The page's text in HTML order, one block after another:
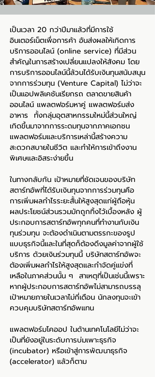
เป็นเวลา 20 กว่าปีมาแล้วที่มีการใช้
อินเตอร์เน็ตเพื่อการค้า อันส่งผลให้เกิดการ
บริการออนไลน์ (online service) ที่มีส่วน
สำคัญในการสร้างเปลี่ยนแปลงให้สังคม โดย
การบริการออนไลน์นี้ล้วนได้รับเงินทุนสนับสนุน
จากการร่วมทุน (Venture Capital) ไม่ว่าจะ
เป็นแอปพลิเคชันเรียกรถ ตลาดขายสินค้า
ออนไลน์ แพลตฟอร์มหาคู่ แพลตฟอร์มส่ง
อาหาร ทั้งกลุ่มอุตสาหกรรมใหม่นี้ส่วนใหญ่
เกิดขึ้นมาจากการระดมทุนจากภาคเอกชน
แพลตฟอร์มและบริการเหล่านี้สร้างความ
สะดวกสบายในชีวิต และทำให้การเข้าถึงงาน
พิเศษและอิสระง่ายขึ้น
ในทางกลับกัน เป้าหมายที่ชัดเจนของบริษัท
สตาร์ทอัพที่ได้รับเงินทุนจากการร่วมทุนคือ
การเพิ่มผลกำไรระยะสั้นให้สูงสุดแก่ผู้ถือหุ้น
ผลประโยชน์ส่วนรวมมักถูกทิ้งไว้เบื้องหลัง ผู้
ประกอบการสตาร์ทอัพทุกคนที่ทำงานกับเงิน
ทุนร่วมทุน จะต้องดำเนินตามตรรกะของรูป
แบบธุรกิจนี้และในที่สุดก็ต้องดึงมูลค่าจากผู้ใช้
บริการ ด้วยเงินร่วมทุนนี้ บริษัทสตาร์ทอัพจะ
ต้องเพิ่มผลกำไรให้สูงสุดและกำจัดคู่แข่งที่
เหลือในภาคส่วนนั้น ๆ สาเหตุที่เป็นเช่นนี้เพราะ
หากผู้ประกอบการสตาร์ทอัพไม่สามารถบรรลุ
เป้าหมายภายในเวลาไม่กี่เดือน นักลงทุนจะเข้า
ควบคุมบริษัทสตาร์ทอัพแทน
แพลตฟอร์มโคออป ในด้านเทคโนโลยีไม่ว่าจะ
เป็นที่ยังอยู่ในระดับการบ่มเพาะธุรกิจ
(incubator) หรือเข้าสู่การพัฒนาธุรกิจ
(accelerator) แล้วก็ตาม